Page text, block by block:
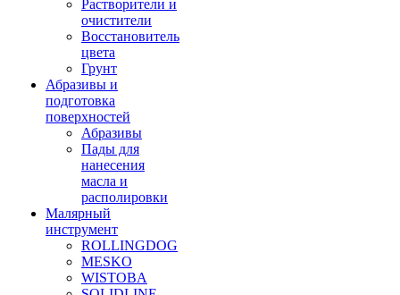
Растворители и
очистители
Восстановитель
цвета
Грунт
Абразивы и
подготовка
поверхностей
Абразивы
Пады для
нанесения
масла и
располировки
Малярный
инструмент
ROLLINGDOG
MESKO
WISTOBA